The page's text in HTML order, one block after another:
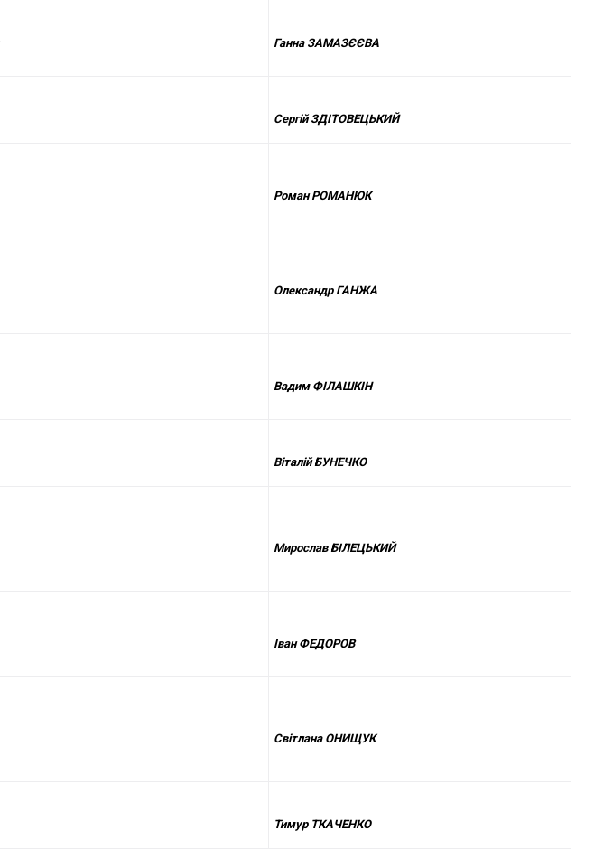
Ганна ЗАМАЗЄЄВА
Сергій ЗДІТОВЕЦЬКИЙ
Роман РОМАНЮК
Олександр ГАНЖА
Вадим ФІЛАШКІН
Віталій БУНЕЧКО
Мирослав БІЛЕЦЬКИЙ
Іван ФЕДОРОВ
Світлана ОНИЩУК
Тимур ТКАЧЕНКО